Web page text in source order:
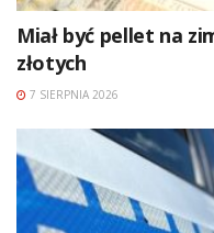
Miał być pellet na
złotych
7 SIERPNIA 2026